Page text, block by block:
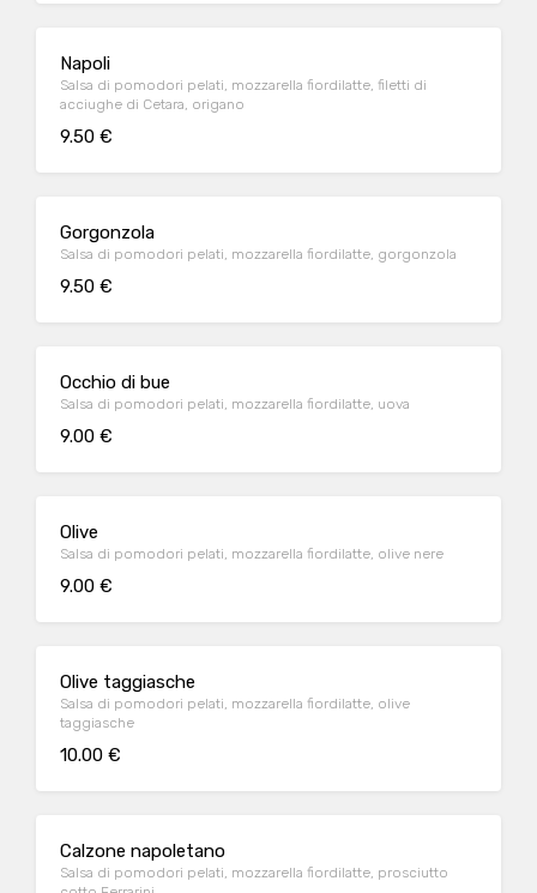
Napoli
Salsa di pomodori pelati, mozzarella fiordilatte, filetti di
acciughe di Cetara, origano
9.50 €
Gorgonzola
Salsa di pomodori pelati, mozzarella fiordilatte, gorgonzola
9.50 €
Occhio di bue
Salsa di pomodori pelati, mozzarella fiordilatte, uova
9.00 €
Olive
Salsa di pomodori pelati, mozzarella fiordilatte, olive nere
9.00 €
Olive taggiasche
Salsa di pomodori pelati, mozzarella fiordilatte, olive
taggiasche
10.00 €
Calzone napoletano
Salsa di pomodori pelati, mozzarella fiordilatte, prosciutto